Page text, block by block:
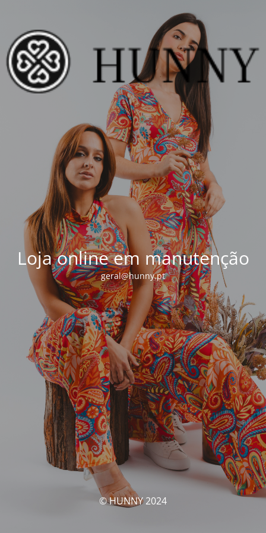
Loja online em manutenção
geral@hunny.pt
© HUNNY 2024